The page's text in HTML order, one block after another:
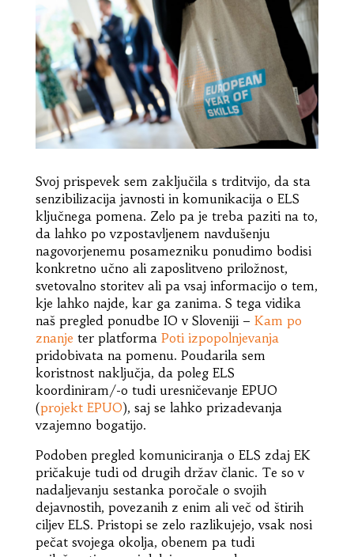
Svoj prispevek sem zaključila s trditvijo, da sta
senzibilizacija javnosti in komunikacija o ELS
ključnega pomena. Zelo pa je treba paziti na to,
da lahko po vzpostavljenem navdušenju
nagovorjenemu posamezniku ponudimo bodisi
konkretno učno ali zaposlitveno priložnost,
svetovalno storitev ali pa vsaj informacijo o tem,
kje lahko najde, kar ga zanima. S tega vidika
naš pregled ponudbe IO v Sloveniji – Kam po
znanje ter platforma Poti izpopolnjevanja
pridobivata na pomenu. Poudarila sem
koristnost naključja, da poleg ELS
koordiniram/-o tudi uresničevanje EPUO
(projekt EPUO), saj se lahko prizadevanja
vzajemno bogatijo.
Podoben pregled komuniciranja o ELS zdaj EK
pričakuje tudi od drugih držav članic. Te so v
nadaljevanju sestanka poročale o svojih
dejavnostih, povezanih z enim ali več od štirih
ciljev ELS. Pristopi se zelo razlikujejo, vsak nosi
pečat svojega okolja, obenem pa tudi